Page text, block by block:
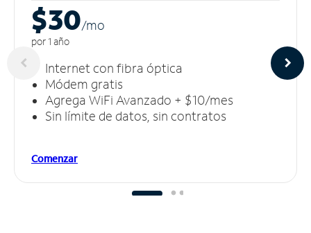
$30/mo
por 1 año
Internet con fibra óptica
Módem gratis
Agrega WiFi Avanzado + $10/mes
Sin límite de datos, sin contratos
Comenzar